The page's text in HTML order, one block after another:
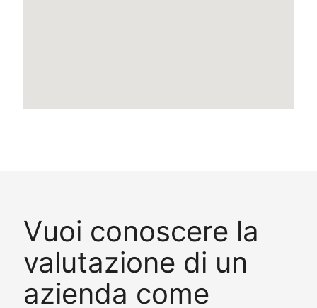
Vuoi conoscere la
valutazione di un
azienda come